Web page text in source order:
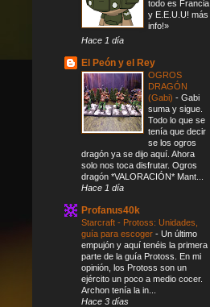
todo es Francia
y E.E.U.U! más
info!»
Hace 1 día
El Peón y el Rey
OGROS
DRAGÓN
(Gabi) - Gabi
suma y sigue.
Todo lo que se
tenía que decir
se los ogros
dragón ya se dijo aquí. Ahora
solo nos toca disfrutar. Ogros
dragón *VALORACIÓN* Mant...
Hace 1 día
Profanus40k
Starcraft - Protoss: Unidades,
guía para escoger - Un último
empujón y aquí tenéis la primera
parte de la guía Protoss. En mi
opinión, los Protoss son un
ejército un poco a medio cocer.
Archon tenía la in...
Hace 3 días